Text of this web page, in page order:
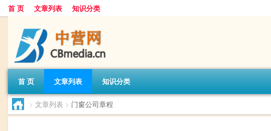
首 页 文章列表 知识分类
首 页 文章列表 知识分类
> 文章列表 > 门窗公司章程